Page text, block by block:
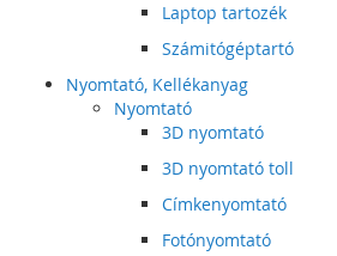
Laptop tartozék
Számitógéptartó
Nyomtató, Kellékanyag
Nyomtató
3D nyomtató
3D nyomtató toll
Címkenyomtató
Fotónyomtató